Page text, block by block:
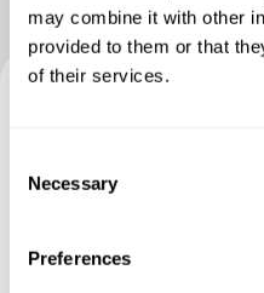
may combine it with other
provided to them or that
of their services.
Necessary
Preferences
Specifica i dettagli della